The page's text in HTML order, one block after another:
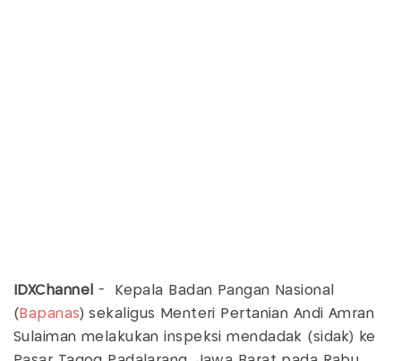
IDXChannel
- Kepala Badan Pangan Nasional
( Bapanas) sekaligus Menteri Pertanian Andi Amran
Sulaiman melakukan inspeksi mendadak (sidak) ke